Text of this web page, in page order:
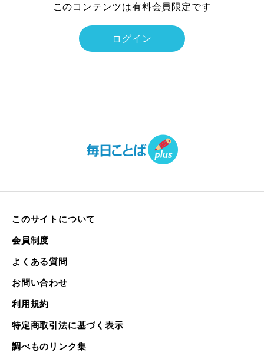
このコンテンツは有料会員限定です
ログイン
このサイトについて
会員制度
よくある質問
お問い合わせ
利用規約
特定商取引法に基づく表示
調べものリンク集